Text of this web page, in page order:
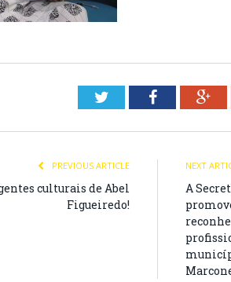
TwitterFacebook
PREVIOUS ARTICLE
culturais de Abel
Figueiredo!
NEXT
A